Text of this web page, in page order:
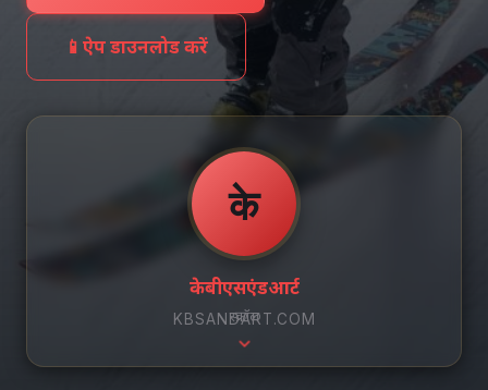
📱 ऐप डाउनलोड करें
के
केबीएसएंडआर्ट
KBSANDART.COM
स्क्रॉल